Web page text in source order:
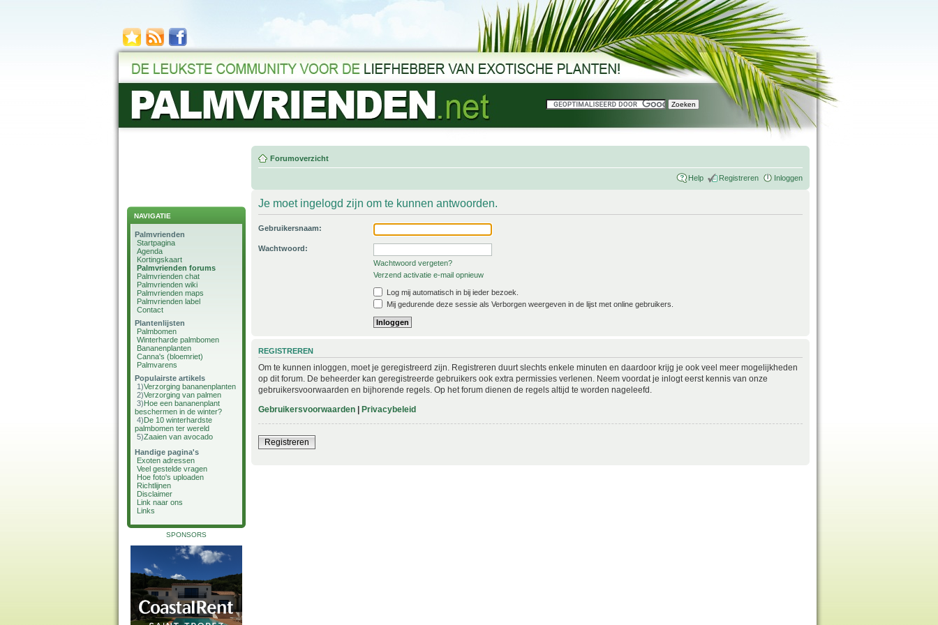
NAVIGATIE
Palmvrienden
Startpagina
Agenda
Kortingskaart
Palmvrienden forums
Palmvrienden chat
Palmvrienden wiki
Palmvrienden maps
Palmvrienden label
Contact
Plantenlijsten
Palmbomen
Winterharde palmbomen
Bananenplanten
Canna's (bloemriet)
Palmvarens
Populairste artikels
1)Verzorging bananenplanten
2)Verzorging van palmen
3)Hoe een bananenplant
beschermen in de winter?
4)De 10 winterhardste
palmbomen ter wereld
5)Zaaien van avocado
Handige pagina's
Exoten adressen
Veel gestelde vragen
Hoe foto's uploaden
Richtlijnen
Disclaimer
Link naar ons
Links
SPONSORS
Forumoverzicht
Help Registreren Inloggen
Je moet ingelogd zijn om te kunnen antwoorden.
Gebruikersnaam:
Wachtwoord:
Wachtwoord vergeten?
Verzend activatie e-mail opnieuw
Log mij automatisch in bij ieder bezoek.
Mij gedurende deze sessie als Verborgen weergeven in de lijst met online gebruikers.
REGISTREREN
Om te kunnen inloggen, moet je geregistreerd zijn. Registreren duurt slechts enkele minuten en daardoor krijg je ook veel meer mogelijkheden
op dit forum. De beheerder kan geregistreerde gebruikers ook extra permissies verlenen. Neem voordat je inlogt eerst kennis van onze
gebruikersvoorwaarden en bijhorende regels. Op het forum dienen de regels altijd te worden nageleefd.
Gebruikersvoorwaarden | Privacybeleid
Registreren